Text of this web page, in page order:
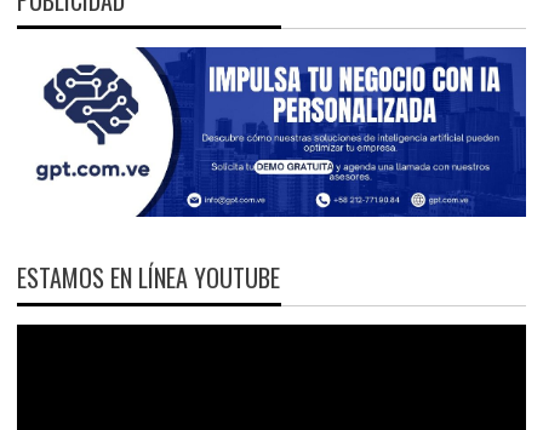
ESTAMOS EN LÍNEA YOUTUBE